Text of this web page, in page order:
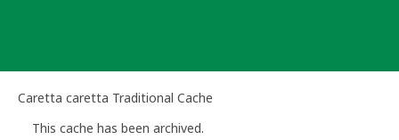
Caretta caretta Traditional Cache
This cache has been archived.